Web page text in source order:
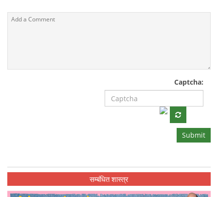
Captcha:
Submit
सम्बंधित शास्त्र